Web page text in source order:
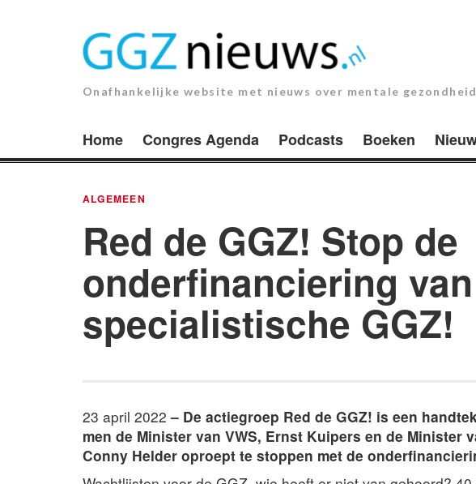
Onafhankelijke website met nieuws over mentale gezondheid
Home Congres Agenda Podcasts Boeken
ALGEMEEN
Red de GGZ! Stop de
onderfinanciering
specialistische GGZ!
23 april 2022– De actiegroep Red de GGZ! is een
men de Minister van VWS, Ernst Kuipers en de Minister
Conny Helder oproept te stoppen met de